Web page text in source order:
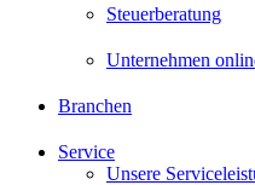
Steuerberatung
Unternehmen
Branchen
Service
Unsere